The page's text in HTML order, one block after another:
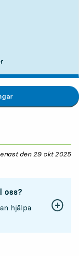
den 29 okt 2025
oss?
hjälpa